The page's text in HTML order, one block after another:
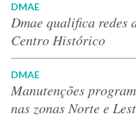
DMAE
Dmae qualifica redes
Centro Histórico
DMAE
Manutenções
nas zonas Norte e